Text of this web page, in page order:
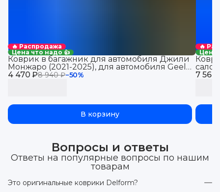
🔥 Распродажа
Цена что надо 👍
4 470 ₽8 940 ₽−50%
Коврик в багажник для автомобиля Джили
Монжаро (2021-2025), для автомобиля Geely
Monjaro, EVA 3D
В корзину
🔥
Цена
7 560
Вопросы и ответы
Ответы на популярные вопросы по нашим
товарам
Это оригинальные коврики Delform?